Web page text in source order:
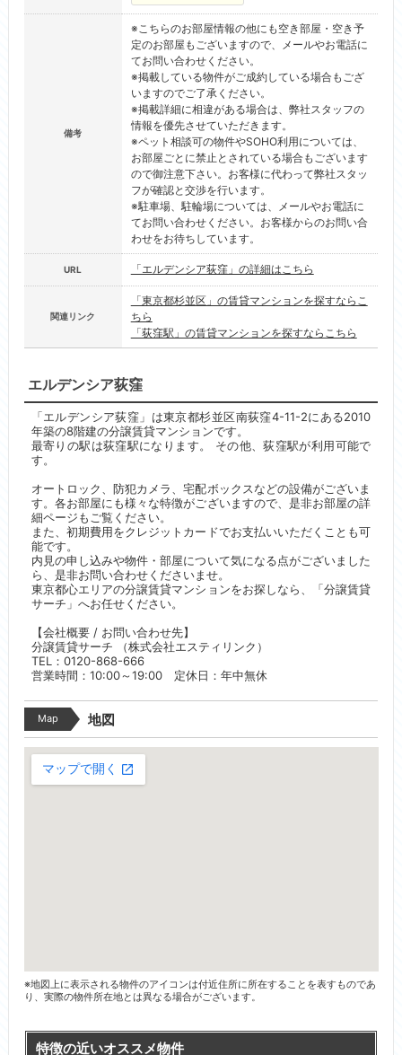
備考
※こちらのお部屋情報の他にも空き部屋・空き予
定のお部屋もございますので、メールやお電話に
てお問い合わせください。
※掲載している物件がご成約している場合もござ
いますのでご了承ください。
※掲載詳細に相違がある場合は、弊社スタッフの
情報を優先させていただきます。
※ペット相談可の物件やSOHO利用については、
お部屋ごとに禁止とされている場合もございます
ので御注意下さい。お客様に代わって弊社スタッ
フが確認と交渉を行います。
※駐車場、駐輪場については、メールやお電話に
てお問い合わせください。お客様からのお問い合
わせをお待ちしています。
URL 「エルデンシア荻窪」の詳細はこちら
関連リンク
「東京都杉並区」の賃貸マンションを探すならこ
ちら
「荻窪駅」の賃貸マンションを探すならこちら
エルデンシア荻窪
「エルデンシア荻窪」は東京都杉並区南荻窪4-11-2にある2010
年築の8階建の分譲賃貸マンションです。
最寄りの駅は荻窪駅になります。 その他、荻窪駅が利用可能で
す。
オートロック、防犯カメラ、宅配ボックスなどの設備がございま
す。各お部屋にも様々な特徴がございますので、是非お部屋の詳
細ページもご覧ください。
また、初期費用をクレジットカードでお支払いいただくことも可
能です。
内見の申し込みや物件・部屋について気になる点がございました
ら、是非お問い合わせくださいませ。
東京都心エリアの分譲賃貸マンションをお探しなら、「分譲賃貸
サーチ」へお任せください。
【会社概要 / お問い合わせ先】
分譲賃貸サーチ （株式会社エスティリンク）
TEL：0120-868-666
営業時間：10:00～19:00 定休日：年中無休
Map 地図
※地図上に表示される物件のアイコンは付近住所に所在することを表すものであ
り、実際の物件所在地とは異なる場合がございます。
特徴の近いオススメ物件